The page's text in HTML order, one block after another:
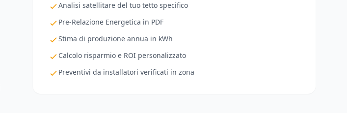
Analisi satellitare del tuo tetto specifico
Pre-Relazione Energetica in PDF
Stima di produzione annua in kWh
Calcolo risparmio e ROI personalizzato
Preventivi da installatori verificati in zona